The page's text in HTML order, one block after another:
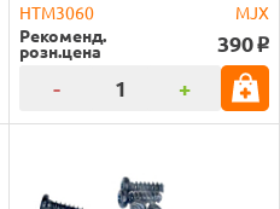
HTM3060
MJX
Рекоменд.
розн.цена 390 o
- +